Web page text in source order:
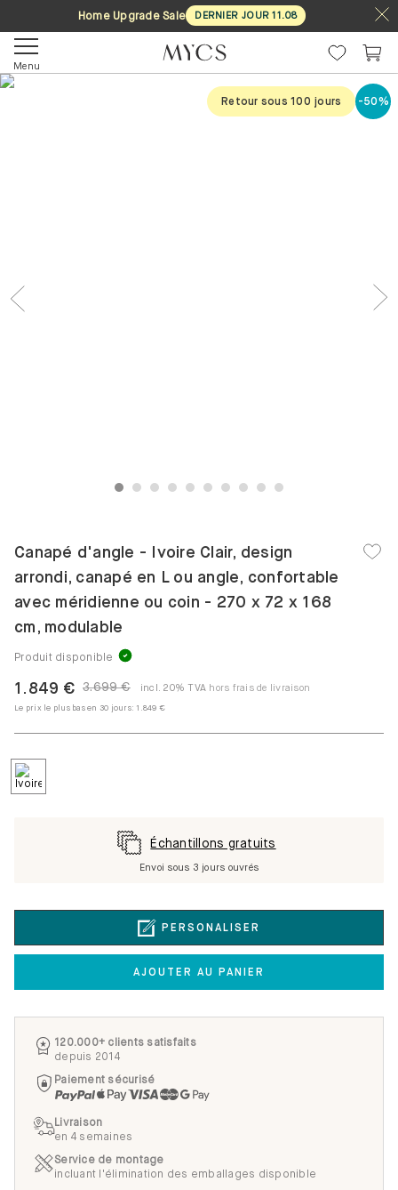
Home Upgrade Sale DERNIER JOUR 11.08
Menu
1 2 3 4 5 6 7 8 9 10
Retour sous 100 jours -50%
Canapé d'angle - Ivoire Clair, design
arrondi, canapé en L ou angle, confortable
avec méridienne ou coin - 270 x 72 x 168
cm, modulable
Produit disponible
3.699 €
1.849 € incl. 20% TVA hors frais de livraison
Le prix le plus bas en 30 jours: 1.849 €
PERSONALISER
AJOUTER AU PANIER
Échantillons gratuits
Envoi sous 3 jours ouvrés
120.000+ clients satisfaits
depuis 2014
Paiement sécurisé
Livraison
en 4 semaines
Service de montage
incluant l'élimination des emballages disponible